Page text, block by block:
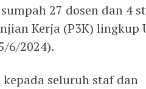
27 dosen dan 4
Kerja (P3K) lingkup
6/2024).
seluruh staf dan